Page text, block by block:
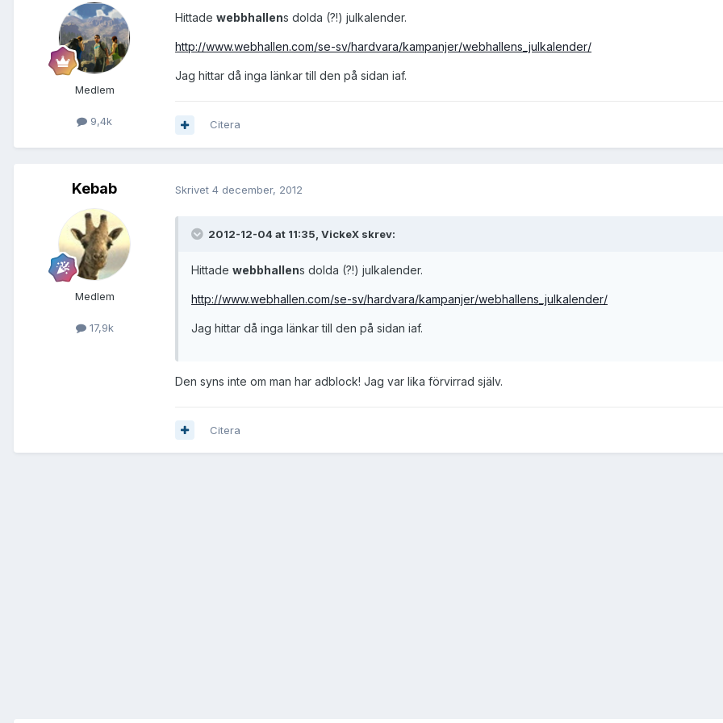
Medlem
9,4k
Hittade webbhallens dolda (?!) julkalender.
http://www.webhallen.com/se-sv/hardvara/kampanjer/webhallens_julkalender/
Jag hittar då inga länkar till den på sidan iaf.
Citera
Kebab
Medlem
17,9k
Skrivet 4 december, 2012
2012-12-04 at 11:35, VickeX skrev:
Hittade webbhallens dolda (?!) julkalender.
http://www.webhallen.com/se-sv/hardvara/kampanjer/webhallens_julkalender/
Jag hittar då inga länkar till den på sidan iaf.
Den syns inte om man har adblock! Jag var lika förvirrad själv.
Citera